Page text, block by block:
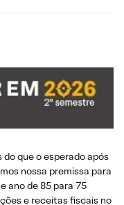
que o esperado após
nossa premissa para
ano de 85 para 75
e receitas fiscais no